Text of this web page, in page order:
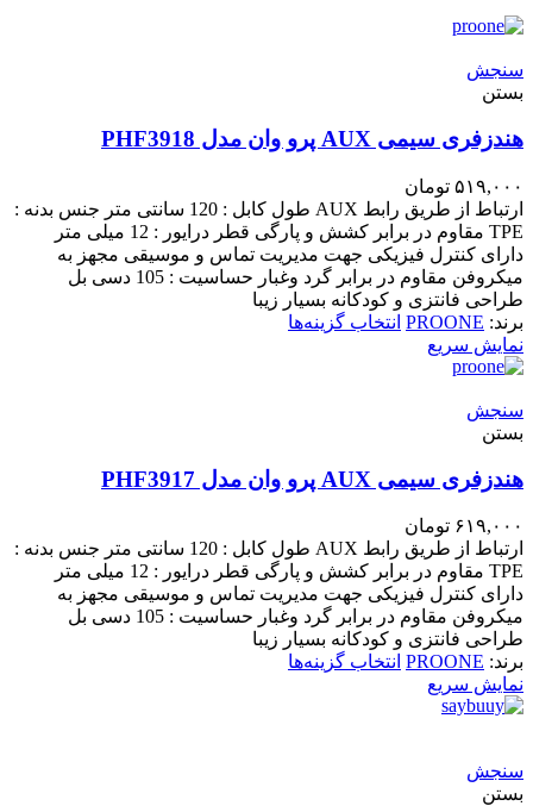
سنجش
بستن
هندزفری سیمی AUX پرو وان مدل PHF3918
۵۱۹,۰۰۰ تومان
ارتباط از طریق رابط AUX طول کابل : 120 سانتی متر جنس بدنه :
TPE مقاوم در برابر کشش و پارگی قطر درایور : 12 میلی متر
دارای کنترل فیزیکی جهت مدیریت تماس و موسیقی مجهز به
میکروفن مقاوم در برابر گرد وغبار حساسیت : 105 دسی بل
طراحی فانتزی و کودکانه بسیار زیبا
برند: PROONE انتخاب گزینه‌ها
نمایش سریع
سنجش
بستن
هندزفری سیمی AUX پرو وان مدل PHF3917
۶۱۹,۰۰۰ تومان
ارتباط از طریق رابط AUX طول کابل : 120 سانتی متر جنس بدنه :
TPE مقاوم در برابر کشش و پارگی قطر درایور : 12 میلی متر
دارای کنترل فیزیکی جهت مدیریت تماس و موسیقی مجهز به
میکروفن مقاوم در برابر گرد وغبار حساسیت : 105 دسی بل
طراحی فانتزی و کودکانه بسیار زیبا
برند: PROONE انتخاب گزینه‌ها
نمایش سریع
سنجش
بستن